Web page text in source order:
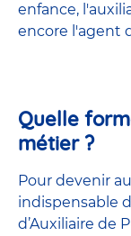
enfance,
encore l'agent
Quelle
métier ?
Pour devenir
indispensable
d’Auxiliaire de